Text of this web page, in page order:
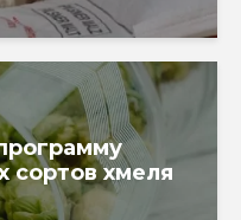
сортов хмеля